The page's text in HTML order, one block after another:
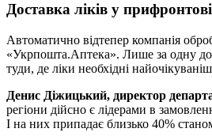
Доставка ліків у
Автоматично відтепер компанія
«Укрпошта.Аптека». Лише за одну
туди, де ліки необхідні
Денис Діжицький, директор
регіони дійсно є лідерами в
І на них припадає близько 40%